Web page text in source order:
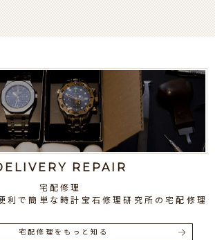
REPAIR
宅配修理
利で簡単な時計宝石修理研究所の宅配修理
宅配修理をもっと知る